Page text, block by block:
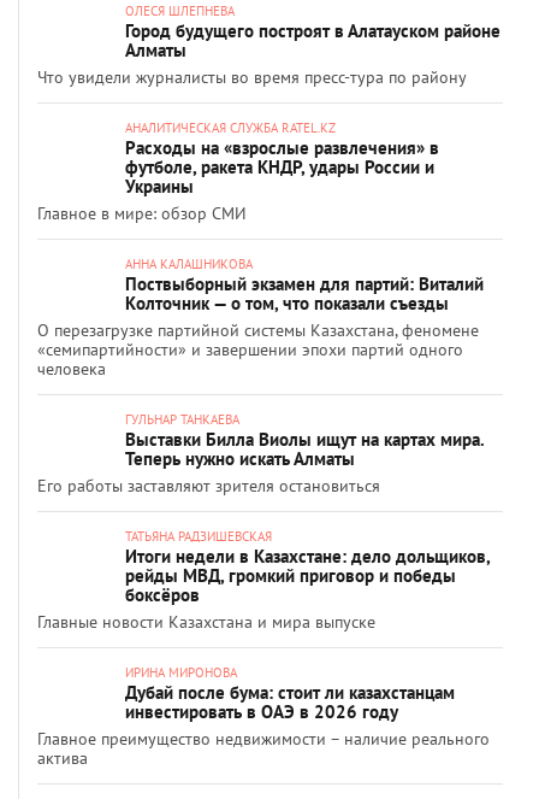
ОЛЕСЯ ШЛЕПНЕВА
Город будущего построят в Алатауском районе
Алматы
Что увидели журналисты во время пресс-тура по району
АНАЛИТИЧЕСКАЯ СЛУЖБА RATEL.KZ
Расходы на «взрослые развлечения» в
футболе, ракета КНДР, удары России и
Украины
Главное в мире: обзор СМИ
АННА КАЛАШНИКОВА
Поствыборный экзамен для партий: Виталий
Колточник — о том, что показали съезды
О перезагрузке партийной системы Казахстана, феномене
«семипартийности» и завершении эпохи партий одного
человека
ГУЛЬНАР ТАНКАЕВА
Выставки Билла Виолы ищут на картах мира.
Теперь нужно искать Алматы
Его работы заставляют зрителя остановиться
ТАТЬЯНА РАДЗИШЕВСКАЯ
Итоги недели в Казахстане: дело дольщиков,
рейды МВД, громкий приговор и победы
боксёров
Главные новости Казахстана и мира выпуске
ИРИНА МИРОНОВА
Дубай после бума: стоит ли казахстанцам
инвестировать в ОАЭ в 2026 году
Главное преимущество недвижимости – наличие реального
актива